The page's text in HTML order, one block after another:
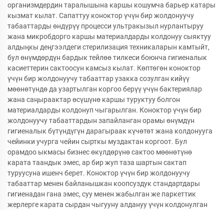
организмдердин таралышына каршы кошумча барьер катары
кызмат кылат. Сапаттуу коноктор үчүн бир жолдонуучу
табааттарды өндүрүү процесси ультракызыл нурлантыруу
жана микробдорго каршы материалдарды колдонуу сыяктуу
алдыңкы деңгээлдеги стерилизация техникаларын камтыйт,
бул өнүмдөрдүн бардык тейлөө тилкеси боюнча гигиеналык
касиеттерин сактоосун камсыз кылат. Көптөгөн коноктор
үчүн бир жолдонуучу табааттар узакка созулган кийүү
мөөнөтүндө да узартылган коргоо берүү үчүн бактериялар
жана саңыраактар өсүшүнө каршы туруктуу болгон
материалдарды колдонуп чыгарылган. Коноктор үчүн бир
жолдонуучу табааттардын запайланган орамы өнүмдүн
гигиеналык бүтүндүгүн дарагыраак күчөтөт жана колдонууга
чейинки учурга чейин сырткы муздактан коргоот. Бул
орамдоо ыкмасы бизнес өкүлдөрүнө сактоо мөөнөтүнө
карата таандык эмес, ар бир жуп таза шартын сактап
туруусуна ишенч берет. Коноктор үчүн бир жолдонуучу
табааттар менен байланышкан коопсуздук стандартдары
гигиенадан гана эмес, суу менен жабылган же паркеттик
жерлерге карата сырдан чыгууну алдануу үчүн колдонулган